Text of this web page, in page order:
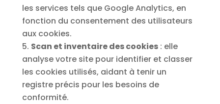
les services tels que Google Analytics, en
fonction du consentement des utilisateurs
aux cookies.
Scan et inventaire des cookies: elle
analyse votre site pour identifier et classer
les cookies utilisés, aidant à tenir un
registre précis pour les besoins de
conformité.